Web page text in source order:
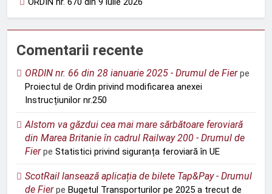
Comentarii recente
ORDIN nr. 66 din 28 ianuarie 2025 - Drumul de Fierpe
Proiectul de Ordin privind modificarea anexei
Instrucțiunilor nr.250
Alstom va găzdui cea mai mare sărbătoare feroviară
din Marea Britanie în cadrul Railway 200 - Drumul de
Fierpe Statistici privind siguranța feroviară în UE
ScotRail lansează aplicația de bilete Tap&Pay - Drumul
de Fierpe Bugetul Transporturilor pe 2025 a trecut de